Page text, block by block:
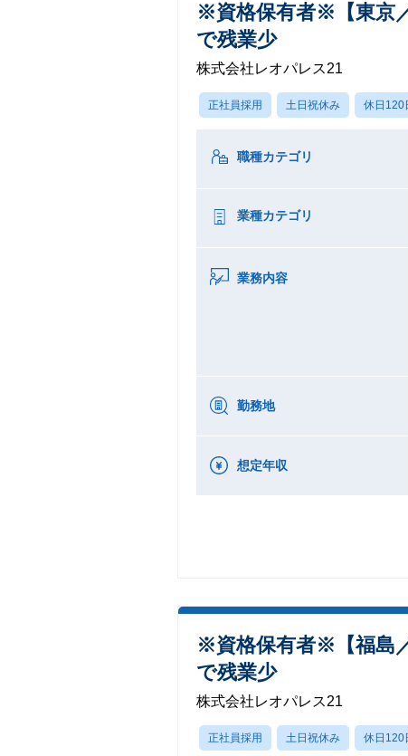
※資格保有者※【東京
で残業少
株式会社レオパレス21
正社員採用 土日祝休み 休日120
職種カテゴリ
業種カテゴリ
業務内容
勤務地
想定年収
※資格保有者※【福島
で残業少
株式会社レオパレス21
正社員採用 土日祝休み 休日120